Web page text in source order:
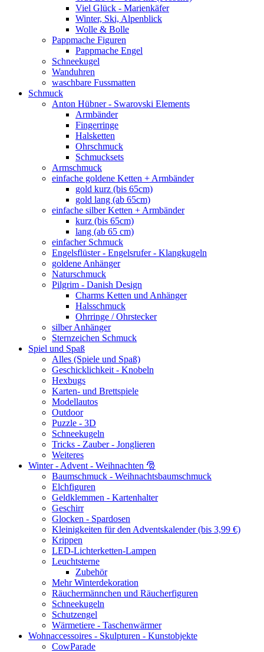
Viel Glück - Marienkäfer
Winter, Ski, Alpenblick
Wolle & Bolle
Pappmache Figuren
Pappmache Engel
Schneekugel
Wanduhren
waschbare Fussmatten
Schmuck
Anton Hübner - Swarovski Elements
Armbänder
Fingerringe
Halsketten
Ohrschmuck
Schmucksets
Armschmuck
einfache goldene Ketten + Armbänder
gold kurz (bis 65cm)
gold lang (ab 65cm)
einfache silber Ketten + Armbänder
kurz (bis 65cm)
lang (ab 65 cm)
einfacher Schmuck
Engelsflüster - Engelsrufer - Klangkugeln
goldene Anhänger
Naturschmuck
Pilgrim - Danish Design
Charms Ketten und Anhänger
Halsschmuck
Ohrringe / Ohrstecker
silber Anhänger
Sternzeichen Schmuck
Spiel und Spaß
Alles (Spiele und Spaß)
Geschicklichkeit - Knobeln
Hexbugs
Karten- und Brettspiele
Modellautos
Outdoor
Puzzle - 3D
Schneekugeln
Tricks - Zauber - Jonglieren
Weiteres
Winter - Advent - Weihnachten 🎅
Baumschmuck - Weihnachtsbaumschmuck
Elchfiguren
Geldklemmen - Kartenhalter
Geschirr
Glocken - Spardosen
Kleinigkeiten für den Adventskalender (bis 3,99 €)
Krippen
LED-Lichterketten-Lampen
Leuchtsterne
Zubehör
Mehr Winterdekoration
Räuchermännchen und Räucherfiguren
Schneekugeln
Schutzengel
Wärmetiere - Taschenwärmer
Wohnaccessoires - Skulpturen - Kunstobjekte
CowParade